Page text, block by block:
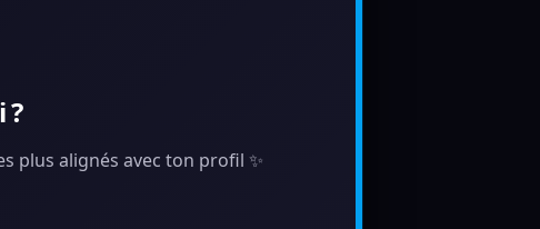
?
plus alignés avec ton profil ✨